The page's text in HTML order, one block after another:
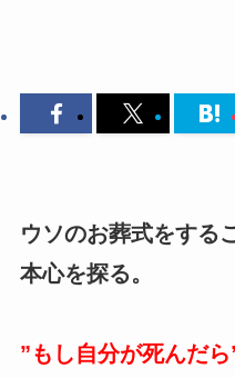
ウソのお葬式をする
本心を探る。
”もし自分が死んだら